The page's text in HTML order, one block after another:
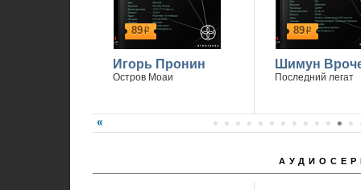
89р
Игорь Пронин
Остров Моаи
89р
Шимун
Последний легат